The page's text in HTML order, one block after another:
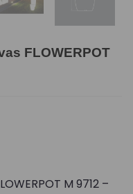
FLOWERPOT
M 9712 –